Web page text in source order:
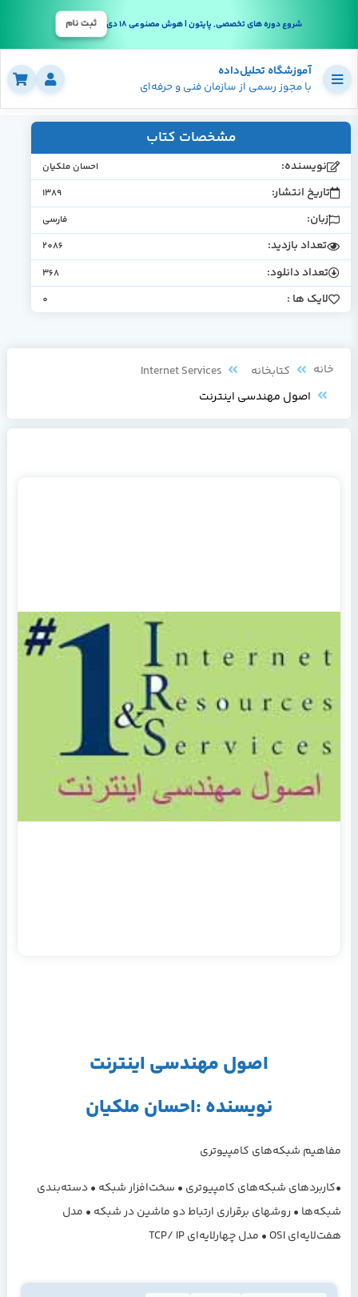
شروع دوره های تخصصی, پایتون | هوش مصنوعی 18 دی ثبت نام
آموزشگاه تحلیل‌داده
با مجوز رسمی از سازمان فنی و حرفه‌ای
مشخصات کتاب
نویسنده: احسان ملكيان
تاریخ انتشار: 1389
زبان: فارسی
تعداد بازدید: 2086
تعداد دانلود: 368
لایک ها : 0
خانه کتابخانه
Internet Services
اصول مهندسي اينترنت
اصول مهندسي اينترنت
نویسنده :احسان ملكيان
مفاهيم شبکه‌هاي کامپيوتري
•کاربردهاي شبکه‌هاي کامپيوتري • سخت‌افزار شبکه • دسته‌بندي
شبکه‌ها • روشهاي برقراري ارتباط دو ماشين در شبکه • مدل
هفت‌لايه‌اي OSI • مدل چهارلايه‌اي TCP/ IP